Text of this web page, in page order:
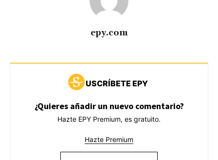
epy.com
USCRÍBETE EPY
¿Quieres añadir un nuevo comentario?
Hazte EPY Premium, es gratuito.
Hazte Premium